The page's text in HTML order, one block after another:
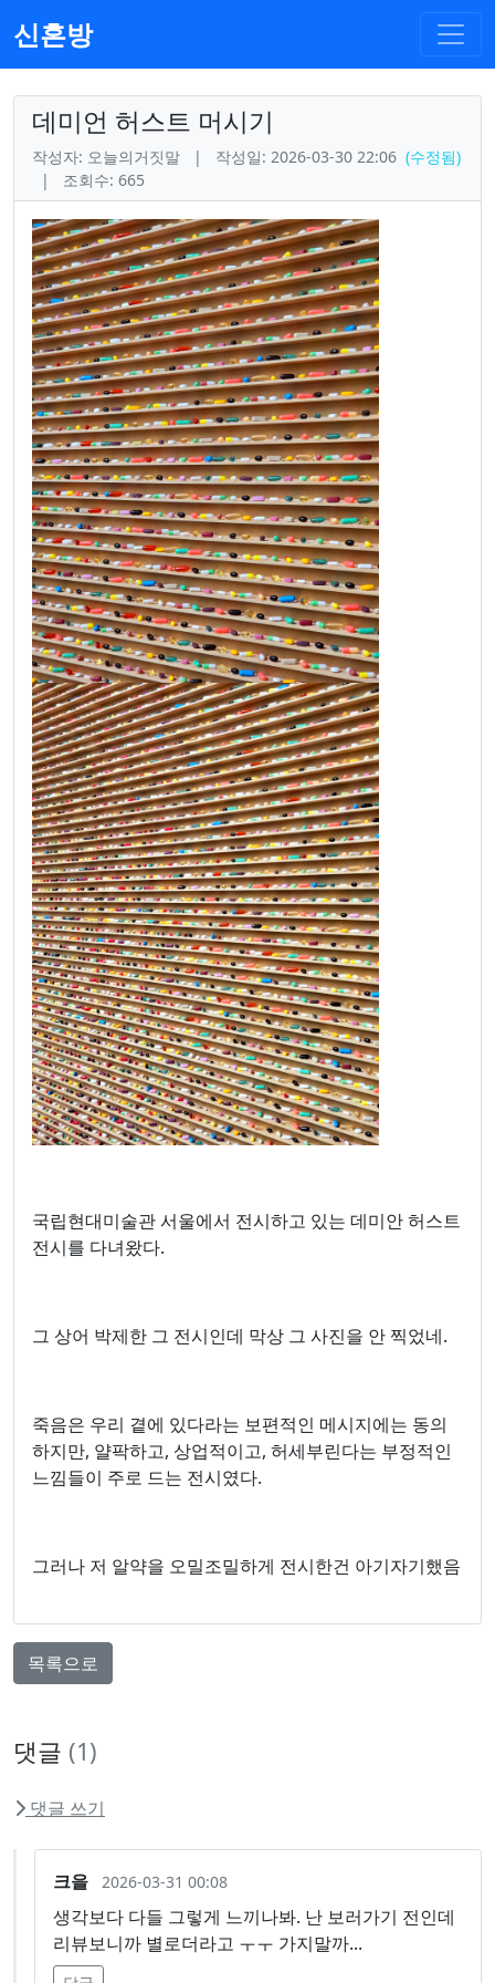
신혼방
데미언 허스트 머시기
작성자: 오늘의거짓말 | 작성일: 2026-03-30 22:06 (수정됨)
|
조회수: 665
국립현대미술관 서울에서 전시하고 있는 데미안 허스트
전시를 다녀왔다.
그 상어 박제한 그 전시인데 막상 그 사진을 안 찍었네.
죽음은 우리 곁에 있다라는 보편적인 메시지에는 동의
하지만, 얄팍하고, 상업적이고, 허세부린다는 부정적인
느낌들이 주로 드는 전시였다.
그러나 저 알약을 오밀조밀하게 전시한건 아기자기했음
목록으로
댓글 (1)
댓글 쓰기
크을 2026-03-31 00:08
생각보다 다들 그렇게 느끼나봐. 난 보러가기 전인데
리뷰보니까 별로더라고 ㅜㅜ 가지말까...